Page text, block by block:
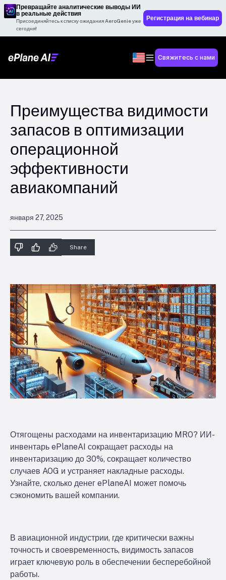
Превращайте аналитические выводы ИИ
в реальные действия
Присоединяйтесь к списку ожидания AeroGenie уже
сегодня!
Регистрация на вебинар
Свяжитесь с нами
Преимущества видимости
запасов в оптимизации
операционной
эффективности
авиакомпаний
января 27, 2025
Share
Отягощены расходами на инвентаризацию MRO? ИИ-
инвентарь ePlaneAI сокращает расходы на
инвентаризацию до 30%, сокращает количество
случаев AOG и устраняет накладные расходы.
Узнайте, сколько денег ePlaneAI может помочь
сэкономить вашей компании.
В авиационной индустрии, где критически важны
точность и своевременность, видимость запасов
играет ключевую роль в обеспечении бесперебойной
работы.